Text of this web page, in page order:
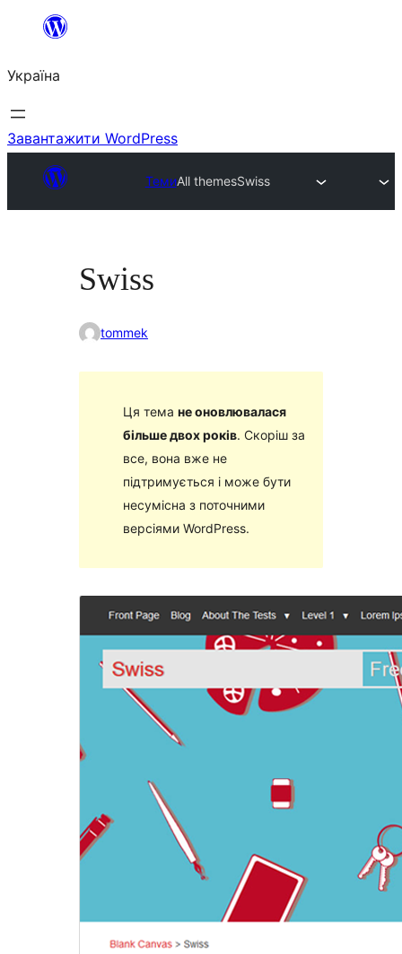
Перейти
вмісту
Україна
Завантажити WordPress
ТемиAll themesSwiss
Swiss
tommek
Ця тема не оновлювалася
більше двох років. Скоріш за
все, вона вже не
підтримується і може бути
несумісна з поточними
версіями WordPress.